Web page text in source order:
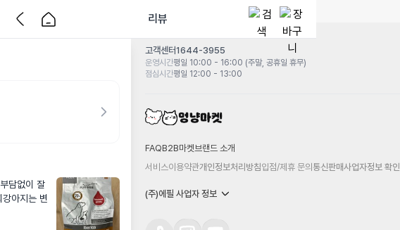
리뷰
담없이 잘
아지는 변
고객센터1644-3955
운영시간평일 10:00 - 16:00 (주말, 공휴일 휴무)
점심시간평일 12:00 - 13:00
FAQB2B마켓 브랜드 소개
서비스이용약관개인정보처리방침입점/제휴 문의통신판매사업자정보 확인
(주)에필 사업자 정보